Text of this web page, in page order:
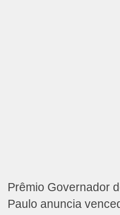
Prêmio Governador
Paulo anuncia